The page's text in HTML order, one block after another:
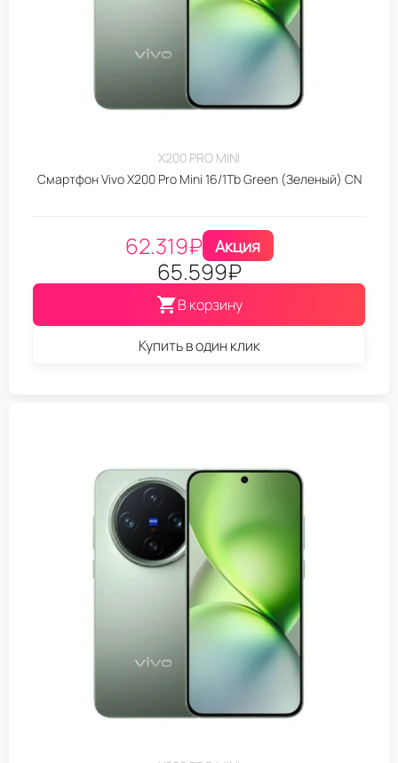
X200 PRO MINI
Смартфон Vivo X200 Pro Mini 16/1Tb Green (Зеленый) CN
62.319₽ Акция
65.599₽
В корзину
Купить в один клик